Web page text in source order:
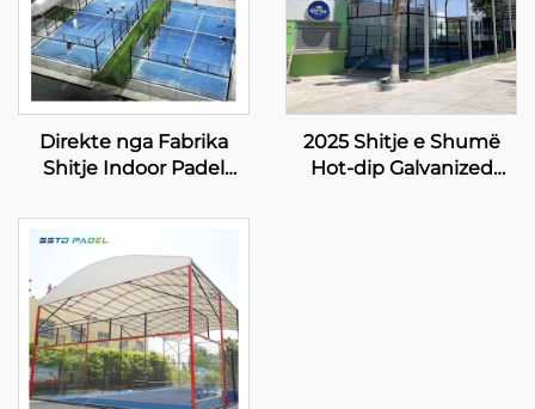
Direkte nga Fabrika
Shitje Indoor Padel
Shumë të Shitura
Tregtësi Panoramik
Paddle Court 001-3
2025 Shitje e Shumë
Hot-dip Galvanized